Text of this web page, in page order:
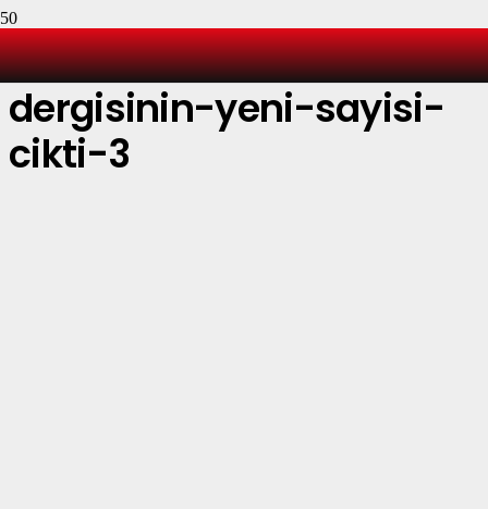
istanbul-sanat-
dergisinin-yeni-sayisi-
cikti-3